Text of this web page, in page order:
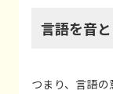
言語を音
つまり、言語